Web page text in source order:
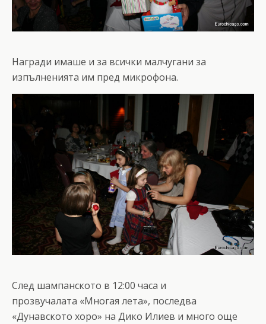
Награди имаше и за всички малчугани за
изпълненията им пред микрофона.
След шампанското в 12:00 часа и
прозвучалата «Многая лета», последва
«Дунавското хоро» на Дико Илиев и много още